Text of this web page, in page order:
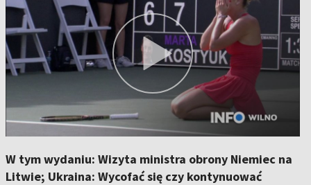
W tym wydaniu: Wizyta ministra obrony Niemiec na
Litwie; Ukraina: Wycofać się czy kontynuować